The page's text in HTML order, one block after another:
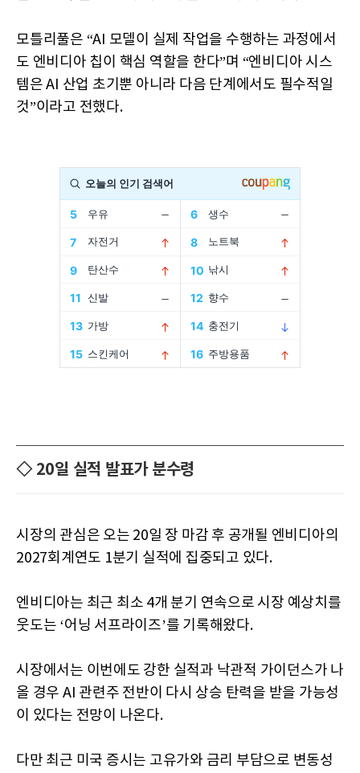
모틀리풀은 “AI 모델이 실제 작업을 수행하는 과정에서
도 엔비디아 칩이 핵심 역할을 한다”며 “엔비디아 시스
템은 AI 산업 초기뿐 아니라 다음 단계에서도 필수적일
것”이라고 전했다.
◇ 20일 실적 발표가 분수령
시장의 관심은 오는 20일 장 마감 후 공개될 엔비디아의
2027회계연도 1분기 실적에 집중되고 있다.
엔비디아는 최근 최소 4개 분기 연속으로 시장 예상치를
웃도는 ‘어닝 서프라이즈’를 기록해왔다.
시장에서는 이번에도 강한 실적과 낙관적 가이던스가 나
올 경우 AI 관련주 전반이 다시 상승 탄력을 받을 가능성
이 있다는 전망이 나온다.
다만 최근 미국 증시는 고유가와 금리 부담으로 변동성